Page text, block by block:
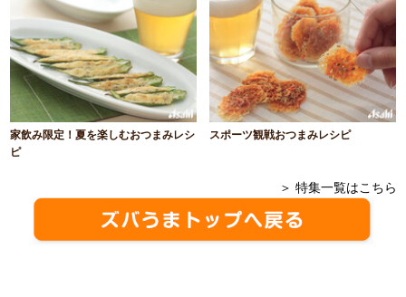
家飲み限定！夏を楽しむおつまみレシ
ピ
スポーツ観戦おつまみレシピ
＞ 特集一覧はこちら